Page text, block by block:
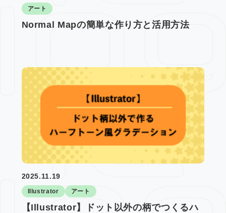
アート
Normal Mapの簡単な作り方と活用方法
2025.11.19
Illustrator アート
【Illustrator】ドット以外の柄でつくるハ